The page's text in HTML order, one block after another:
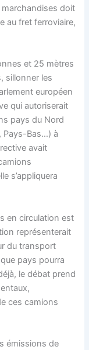
marchandises doit
au fret ferroviaire,
et 25 mètres
sillonner les
européen
qui autoriserait
pays du Nord
Pays-Bas…) à
avait
s’appliquera
en circulation est
représenterait
du transport
pays pourra
le débat prend
ces camions
émissions de